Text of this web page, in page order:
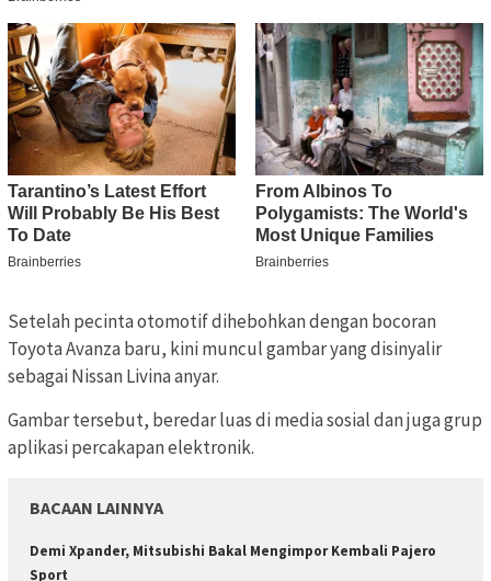
Setelah pecinta otomotif dihebohkan dengan bocoran
Toyota Avanza baru, kini muncul gambar yang disinyalir
sebagai Nissan Livina anyar.
Gambar tersebut, beredar luas di media sosial dan juga grup
aplikasi percakapan elektronik.
BACAAN LAINNYA
Demi Xpander, Mitsubishi Bakal Mengimpor Kembali Pajero
Sport